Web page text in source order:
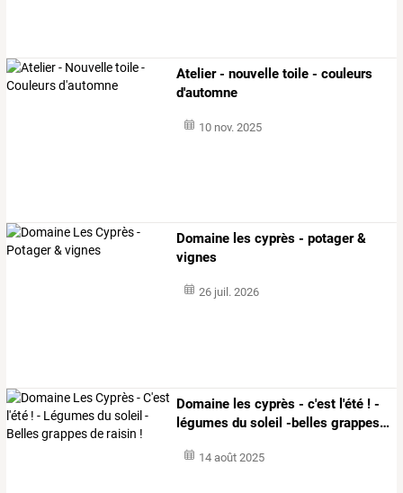
Atelier - nouvelle toile - couleurs
d'automne
10 nov. 2025
Domaine les cyprès - potager &
vignes
26 juil. 2026
Domaine les cyprès - c'est l'été ! -
légumes du soleil -belles grappes…
14 août 2025